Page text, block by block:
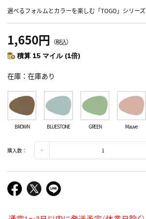
選べるフォルムとカラーを楽しむ「TOGO」シリーズ
1,650円 （税込）
積算 15 マイル (1倍)
在庫 在庫あり
BROWN BLUESTONE GREEN Mauve
購入数：